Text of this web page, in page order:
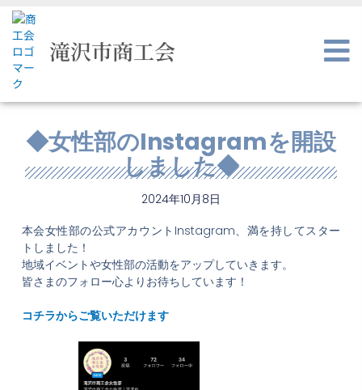
プ
滝沢市商工会
◆女性部のInstagramを開設
しました◆
2024年10月8日
本会女性部の公式アカウントInstagram、満を持してスター
トしました！
地域イベントや女性部の活動をアップしていきます。
皆さまのフォロー心よりお待ちしています！
コチラからご覧いただけます